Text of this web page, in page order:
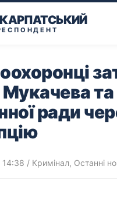
та
ради
14:38 / Кримінал, Останні